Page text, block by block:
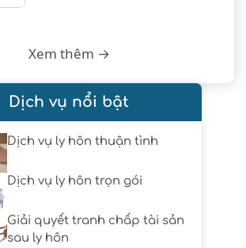
Xem thêm →
Dịch vụ nổi bật
Dịch vụ ly hôn thuận tình
Dịch vụ ly hôn trọn gói
Giải quyết tranh chấp tài sản
sau ly hôn